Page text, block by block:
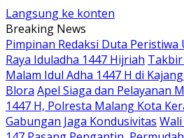
Langsung ke konten
Breaking News
Pimpinan Redaksi Duta Peristiwa
Raya Iduladha 1447 Hijriah
Malam Idul Adha 1447 H di
Blora Apel Siaga dan Pelayanan
1447 H, Polresta Malang Kota
Gabungan Jaga Kondusivitas